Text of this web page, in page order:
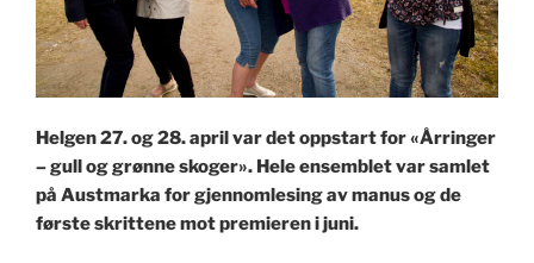
Helgen 27. og 28. april var det oppstart for «Årringer
– gull og grønne skoger». Hele ensemblet var samlet
på Austmarka for gjennomlesing av manus og de
første skrittene mot premieren i juni.